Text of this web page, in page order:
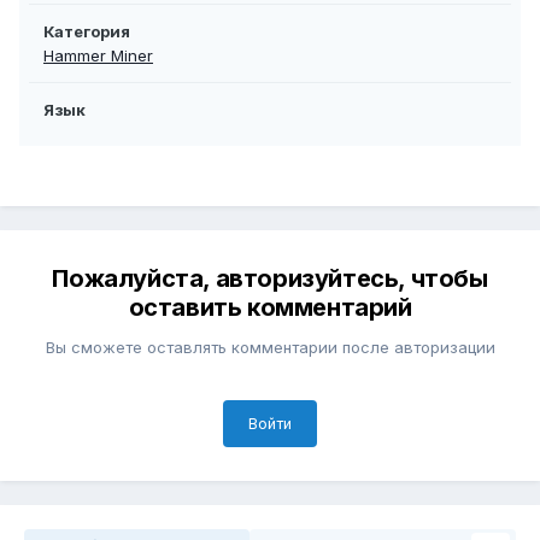
Категория
Hammer Miner
Язык
Пожалуйста, авторизуйтесь, чтобы
оставить комментарий
Вы сможете оставлять комментарии после авторизации
Войти